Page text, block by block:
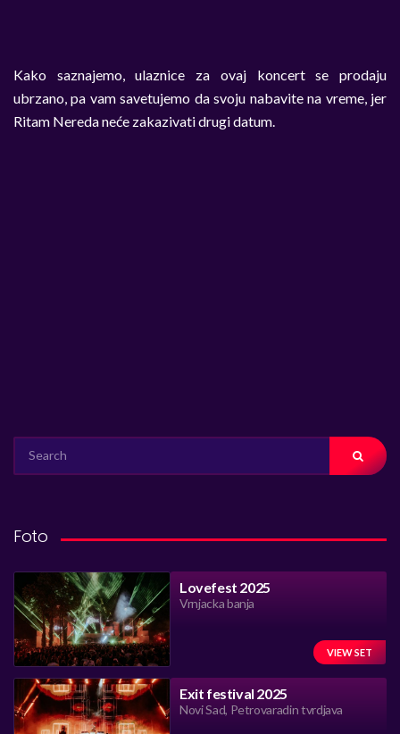
Kako saznajemo, ulaznice za ovaj koncert se prodaju
ubrzano, pa vam savetujemo da svoju nabavite na vreme, jer
Ritam Nereda neće zakazivati drugi datum.
FOR:
Foto
Lovefest 2025
Vrnjacka banja
VIEW SET
Exit festival 2025
Novi Sad, Petrovaradin tvrdjava